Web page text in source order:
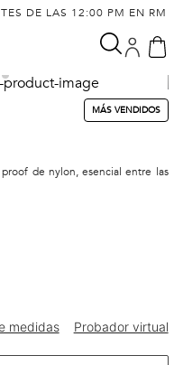
DE LAS 12:00 PM EN RM
MÁS VENDIDOS
de nylon, esencial entre las